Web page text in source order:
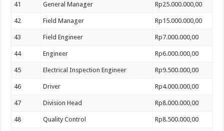
41 General Manager Rp25.000.000,00
42 Field Manager Rp15.000.000,00
43 Field Engineer Rp7.000.000,00
44 Engineer Rp6.000.000,00
45 Electrical Inspection Engineer Rp9.500.000,00
46 Driver Rp4.000.000,00
47 Division Head Rp8.000.000,00
48 Quality Control Rp8.500.000,00